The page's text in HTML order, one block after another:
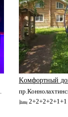
Kомфoртный
2+2+2+2+1+1